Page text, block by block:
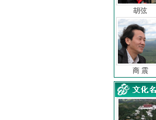
胡弦
商 震